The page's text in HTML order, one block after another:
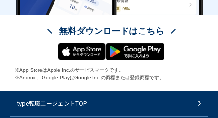
無料ダウンロードはこちら
※App StoreはApple Inc.のサービスマークです。
※Android、Google PlayはGoogle Inc.の商標または登録商標です。
type転職エージェントTOP